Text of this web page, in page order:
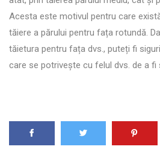
Acesta este motivul pentru care
tăiere a părului pentru fața rotundă.
tăietura pentru fața dvs., puteți fi
care se potrivește cu felul dvs. de a fi